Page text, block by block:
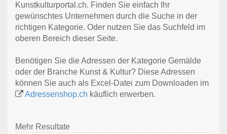
Kunstkulturportal.ch. Finden Sie einfach Ihr
gewünschtes Unternehmen durch die Suche in der
richtigen Kategorie. Oder nutzen Sie das Suchfeld im
oberen Bereich dieser Seite.
Benötigen Sie die Adressen der Kategorie Gemälde
oder der Branche Kunst & Kultur? Diese Adressen
können Sie auch als Excel-Datei zum Downloaden im
Adressenshop.ch käuflich erwerben.
Mehr Resultate